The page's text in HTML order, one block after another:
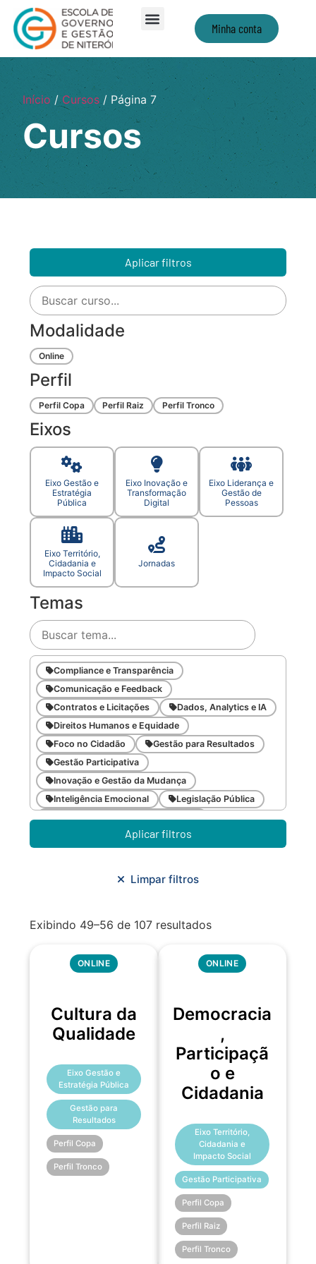
Minha conta
Início/Cursos/ Página 7
Cursos
Aplicar filtros
Modalidade
Online
Perfil
Perfil Copa Perfil Raiz Perfil Tronco
Eixos
Eixo Gestão e
Estratégia
Pública
Eixo Inovação e
Transformação
Digital
Eixo Liderança e
Gestão de
Pessoas
Eixo Território,
Cidadania e
Impacto Social
Jornadas
Temas
Compliance e Transparência
Comunicação e Feedback
Contratos e Licitações
Dados, Analytics e IA
Direitos Humanos e Equidade
Foco no Cidadão
Gestão para Resultados
Gestão Participativa
Inovação e Gestão da Mudança
Inteligência Emocional
Legislação Pública
Meio Ambiente e Sustentabilidade
Metodologias Ágeis
Orçamento e Finanças
Planejamento Urbano/Mobilidade
Aplicar filtros
Limpar filtros
Exibindo 49–56 de 107 resultados
ONLINE
Cultura da
Qualidade
Eixo Gestão e
Estratégia Pública
Gestão para
Resultados
Perfil Copa
Perfil Tronco
ONLINE
Democracia
,
Participaçã
o e
Cidadania
Eixo Território,
Cidadania e
Impacto Social
Gestão Participativa
Perfil Copa
Perfil Raiz
Perfil Tronco